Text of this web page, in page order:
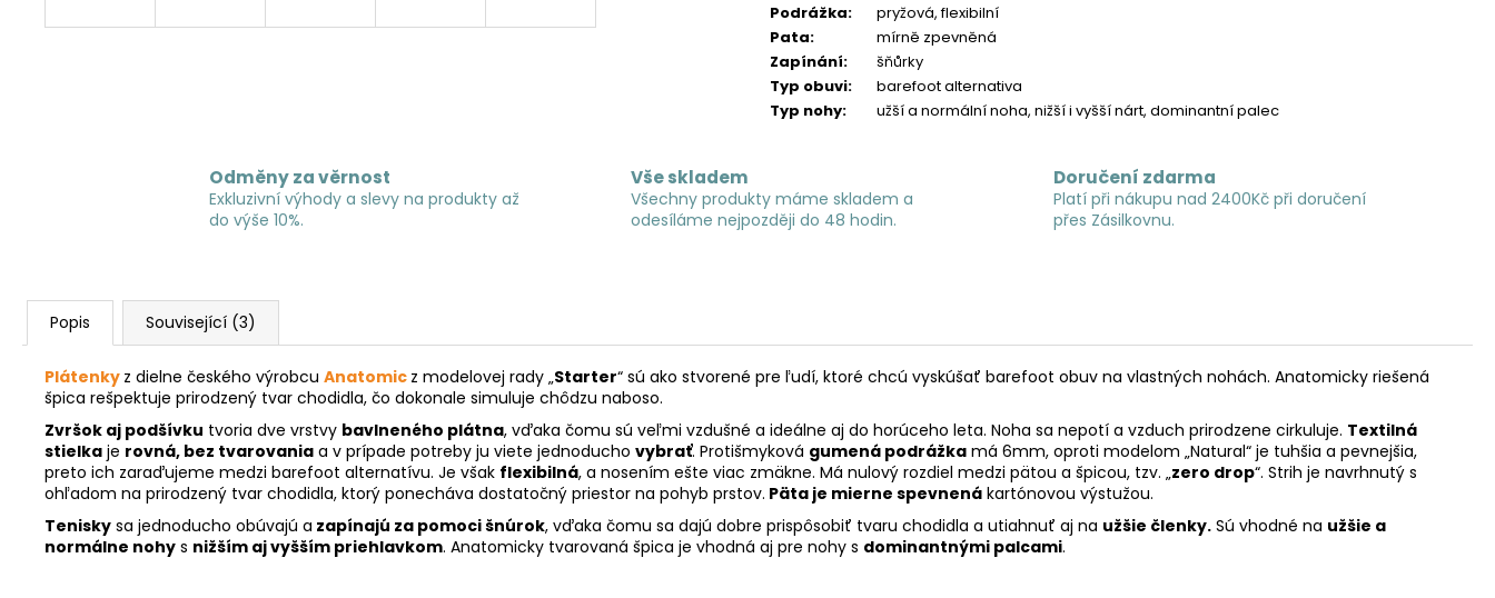
Podrážka:
pryžová, flexibilní
Pata:
mírně zpevněná
Zapínání:
šňůrky
Typ obuvi:
barefoot alternativa
Typ nohy: užší a normální noha, nižší i vyšší nárt, dominantní palec
Odměny za věrnost
Exkluzivní výhody a slevy na produkty až
do výše 10%.
Vše skladem
Všechny produkty máme skladem a
odesíláme nejpozději do 48 hodin.
Doručení zdarma
Platí při nákupu nad 2400Kč při doručení
přes Zásilkovnu.
Popis Související (3)
Plátenky z dielne českého výrobcu Anatomic z modelovej rady „Starter“ sú ako stvorené pre ľudí, ktoré chcú vyskúšať barefoot obuv na vlastných nohách. Anatomicky riešená
špica rešpektuje prirodzený tvar chodidla, čo dokonale simuluje chôdzu naboso.
Zvršok aj podšívku tvoria dve vrstvy bavlneného plátna, vďaka čomu sú veľmi vzdušné a ideálne aj do horúceho leta. Noha sa nepotí a vzduch prirodzene cirkuluje. Textilná
stielka je rovná, bez tvarovania a v prípade potreby ju viete jednoducho vybrať. Protišmyková gumená podrážka má 6mm, oproti modelom „Natural“ je tuhšia a pevnejšia,
preto ich zaraďujeme medzi barefoot alternatívu. Je však flexibilná, a nosením ešte viac zmäkne. Má nulový rozdiel medzi pätou a špicou, tzv. „zero drop“. Strih je navrhnutý s
ohľadom na prirodzený tvar chodidla, ktorý ponecháva dostatočný priestor na pohyb prstov. Päta je mierne spevnená kartónovou výstužou.
Tenisky sa jednoducho obúvajú a zapínajú za pomoci šnúrok, vďaka čomu sa dajú dobre prispôsobiť tvaru chodidla a utiahnuť aj na užšie členky. Sú vhodné na užšie a
normálne nohy s nižším aj vyšším priehlavkom. Anatomicky tvarovaná špica je vhodná aj pre nohy s dominantnými palcami.